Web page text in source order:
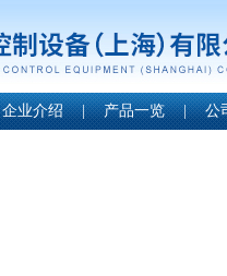
企业介绍 | 产品一览 | 公